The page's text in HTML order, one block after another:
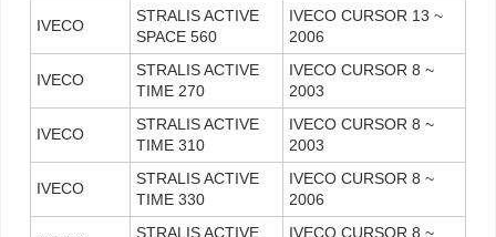
IVECO
STRALIS ACTIVE
SPACE 560
IVECO CURSOR 13 ~
2006
IVECO
STRALIS ACTIVE
TIME 270
IVECO CURSOR 8 ~
2003
IVECO
STRALIS ACTIVE
TIME 310
IVECO CURSOR 8 ~
2003
IVECO
STRALIS ACTIVE
TIME 330
IVECO CURSOR 8 ~
2006
STRALIS ACTIVE
IVECO CURSOR 8 ~